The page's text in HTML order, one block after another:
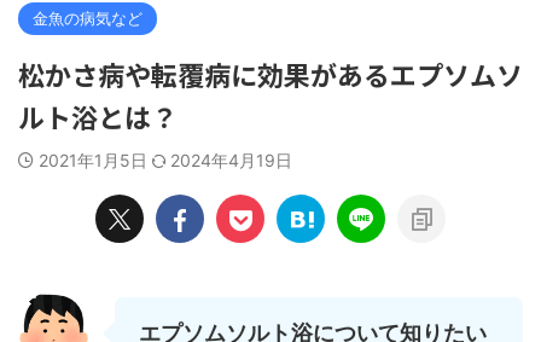
金魚の病気など
松かさ病や転覆病に効果があるエプソムソ
ルト浴とは？
2021年1月5日 2024年4月19日
エプソムソルト浴について知りたい